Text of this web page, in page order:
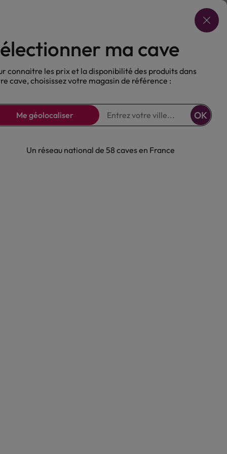
Choisir ma cave
Nos Bières Sans alcool
Bush Vine
L'olfaction est vive avec des
et terreux. En bouche, plus épicé,
tanins fins et une belle minéralité.
ma cave
connaitre les prix et la disponibilité des produits dans
cave, choisissez votre magasin de référence :
Me géolocaliser OK
Un réseau national de 58 caves en France